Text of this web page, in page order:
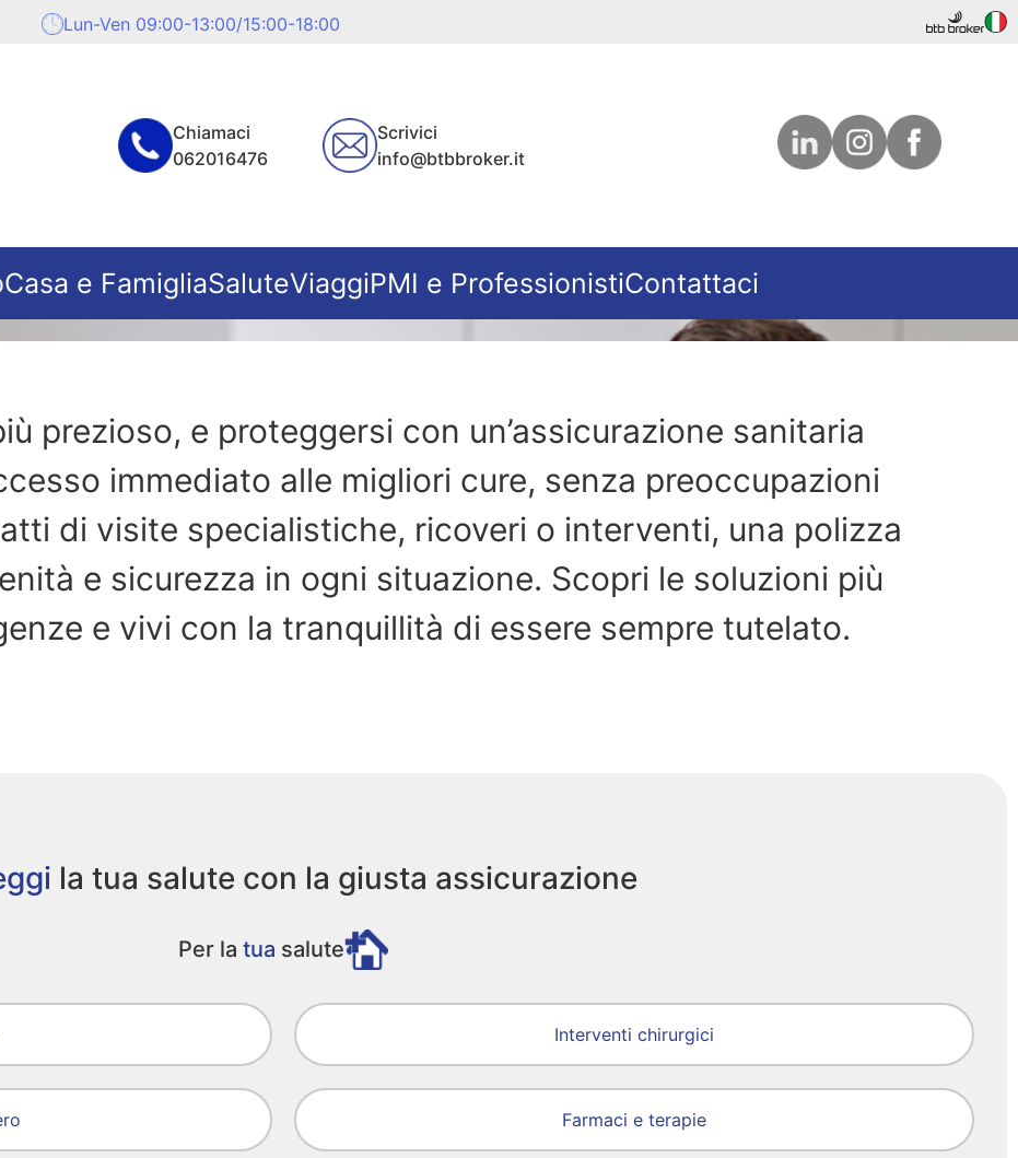
Lun-Ven 09:00-13:00/15:00-18:00
Chiamaci
062016476
Scrivici
info@btbbroker.it
Casa e FamigliaSaluteViaggiPMI e ProfessionistiContattaci
prezioso, e proteggersi con un’assicurazione sanitaria
immediato alle migliori cure, senza preoccupazioni
di visite specialistiche, ricoveri o interventi, una polizza
e sicurezza in ogni situazione. Scopri le soluzioni più
e vivi con la tranquillità di essere sempre tutelato.
la tua salute con la giusta assicurazione
Per la tua salute
Interventi chirurgici
Farmaci e terapie